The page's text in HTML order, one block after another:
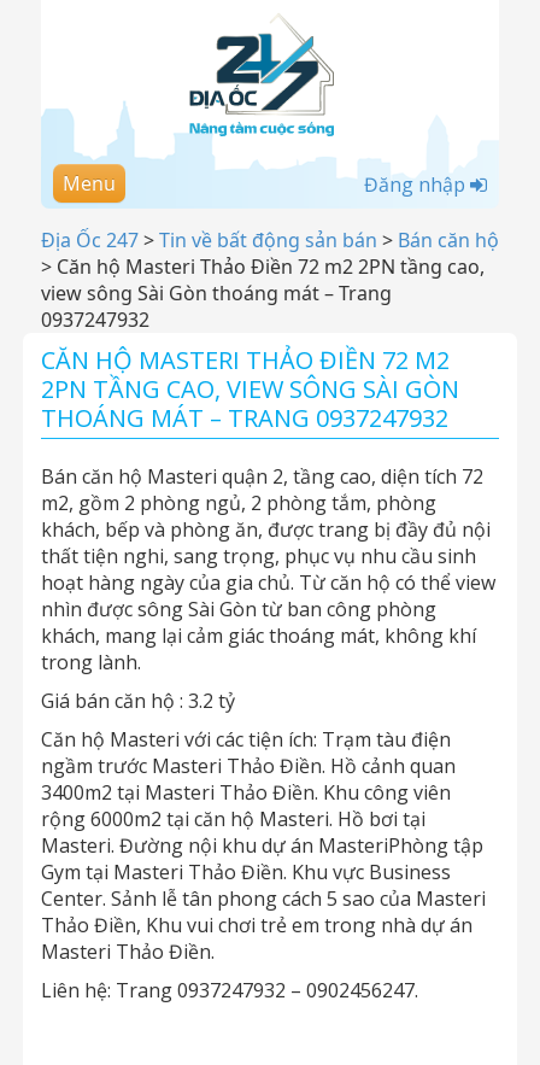
Menu Đăng nhập
Địa Ốc 247>Tin về bất động sản bán > Bán căn hộ
> Căn hộ Masteri Thảo Điền 72 m2 2PN tầng cao,
view sông Sài Gòn thoáng mát – Trang
0937247932
CĂN HỘ MASTERI THẢO ĐIỀN 72 M2
2PN TẦNG CAO, VIEW SÔNG SÀI GÒN
THOÁNG MÁT – TRANG 0937247932
Bán căn hộ Masteri quận 2, tầng cao, diện tích 72
m2, gồm 2 phòng ngủ, 2 phòng tắm, phòng
khách, bếp và phòng ăn, được trang bị đầy đủ nội
thất tiện nghi, sang trọng, phục vụ nhu cầu sinh
hoạt hàng ngày của gia chủ. Từ căn hộ có thể view
nhìn được sông Sài Gòn từ ban công phòng
khách, mang lại cảm giác thoáng mát, không khí
trong lành.
Giá bán căn hộ : 3.2 tỷ
Căn hộ Masteri với các tiện ích: Trạm tàu điện
ngầm trước Masteri Thảo Điền. Hồ cảnh quan
3400m2 tại Masteri Thảo Điền. Khu công viên
rộng 6000m2 tại căn hộ Masteri. Hồ bơi tại
Masteri. Đường nội khu dự án MasteriPhòng tập
Gym tại Masteri Thảo Điền. Khu vực Business
Center. Sảnh lễ tân phong cách 5 sao của Masteri
Thảo Điền, Khu vui chơi trẻ em trong nhà dự án
Masteri Thảo Điền.
Liên hệ: Trang 0937247932 – 0902456247.